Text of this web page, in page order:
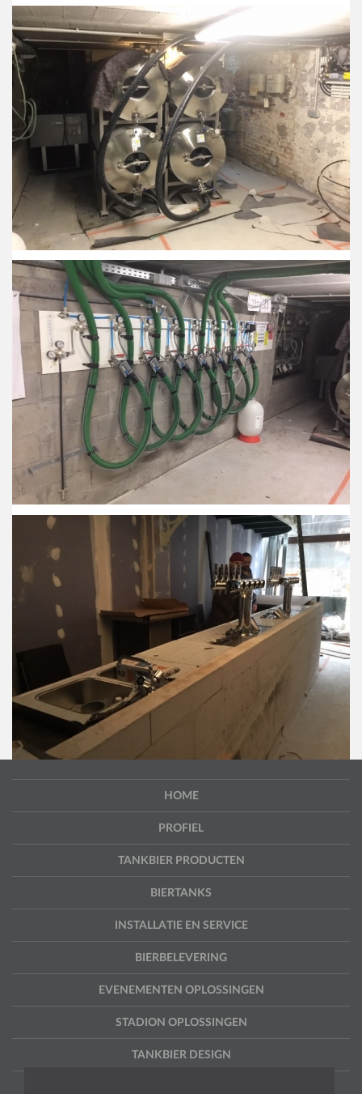
HOME
PROFIEL
TANKBIER PRODUCTEN
BIERTANKS
INSTALLATIE EN SERVICE
BIERBELEVERING
EVENEMENTEN OPLOSSINGEN
STADION OPLOSSINGEN
TANKBIER DESIGN